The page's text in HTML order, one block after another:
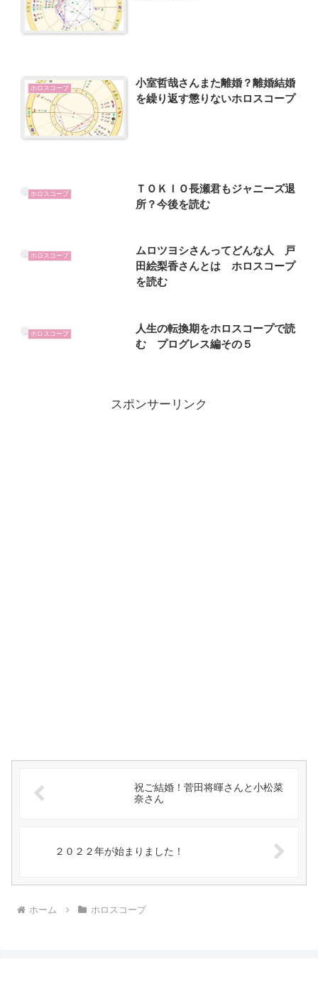
ホロスコープ
小室哲哉さんまた離婚？離婚結婚
を繰り返す懲りないホロスコープ
ホロスコープ
ＴＯＫＩＯ長瀬君もジャニーズ退
所？今後を読む
ホロスコープ
ムロツヨシさんってどんな人 戸
田絵梨香さんとは ホロスコープ
を読む
ホロスコープ
人生の転換期をホロスコープで読
む プログレス編その５
スポンサーリンク
祝ご結婚！菅田将暉さんと小松菜
奈さん
２０２２年が始まりました！
ホーム ホロスコープ